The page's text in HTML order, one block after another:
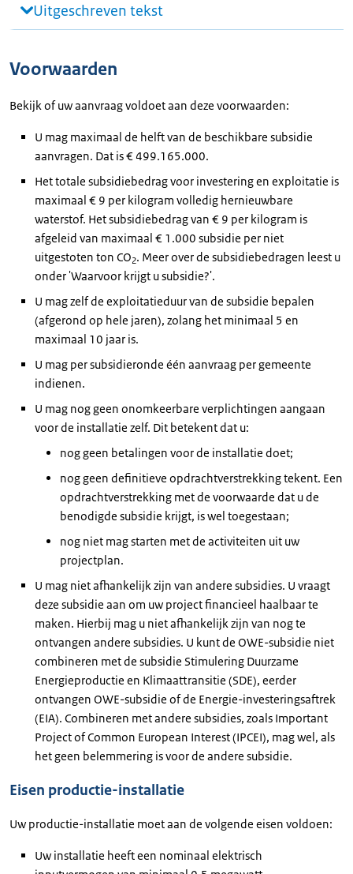
Uitgeschreven tekst
Voorwaarden
Bekijk of uw aanvraag voldoet aan deze voorwaarden:
U mag maximaal de helft van de beschikbare subsidie
aanvragen. Dat is € 499.165.000.
Het totale subsidiebedrag voor investering en exploitatie is
maximaal € 9 per kilogram volledig hernieuwbare
waterstof. Het subsidiebedrag van € 9 per kilogram is
afgeleid van maximaal € 1.000 subsidie per niet
uitgestoten ton CO2. Meer over de subsidiebedragen leest u
onder 'Waarvoor krijgt u subsidie?'.
U mag zelf de exploitatieduur van de subsidie bepalen
(afgerond op hele jaren), zolang het minimaal 5 en
maximaal 10 jaar is.
U mag per subsidieronde één aanvraag per gemeente
indienen.
U mag nog geen onomkeerbare verplichtingen aangaan
voor de installatie zelf. Dit betekent dat u:
nog geen betalingen voor de installatie doet;
nog geen definitieve opdrachtverstrekking tekent. Een
opdrachtverstrekking met de voorwaarde dat u de
benodigde subsidie krijgt, is wel toegestaan;
nog niet mag starten met de activiteiten uit uw
projectplan.
U mag niet afhankelijk zijn van andere subsidies. U vraagt
deze subsidie aan om uw project financieel haalbaar te
maken. Hierbij mag u niet afhankelijk zijn van nog te
ontvangen andere subsidies. U kunt de OWE-subsidie niet
combineren met de subsidie Stimulering Duurzame
Energieproductie en Klimaattransitie (SDE), eerder
ontvangen OWE-subsidie of de Energie-investeringsaftrek
(EIA). Combineren met andere subsidies, zoals Important
Project of Common European Interest (IPCEI), mag wel, als
het geen belemmering is voor de andere subsidie.
Eisen productie-installatie
Uw productie-installatie moet aan de volgende eisen voldoen:
Uw installatie heeft een nominaal elektrisch